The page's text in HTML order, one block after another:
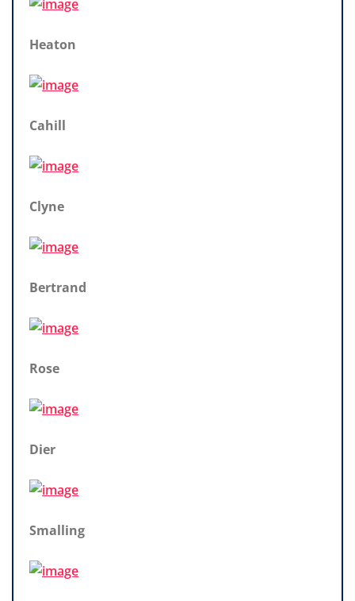
Heaton
Cahill
Clyne
Bertrand
Rose
Dier
Smalling